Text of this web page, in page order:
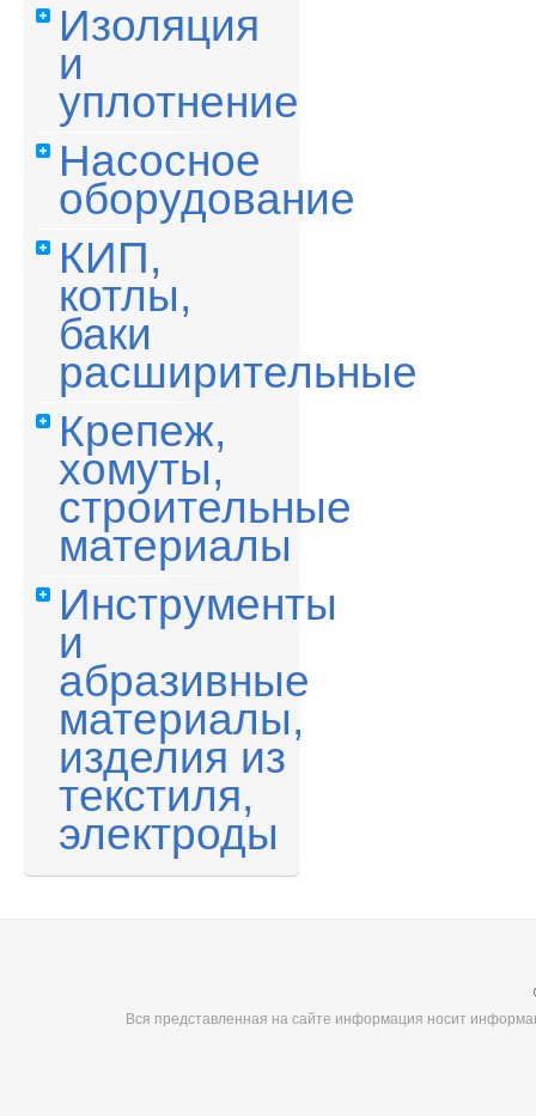
Изоляция
и
уплотнение
Насосное
оборудование
КИП,
котлы,
баки
расширительные
Крепеж,
хомуты,
строительные
материалы
Инструменты
и
абразивные
материалы,
изделия из
текстиля,
электроды
Вся представленная на сайте информация носит